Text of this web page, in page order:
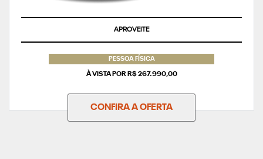
APROVEITE
PESSOA FÍSICA
À VISTA POR R$ 267.990,00
CONFIRA A OFERTA